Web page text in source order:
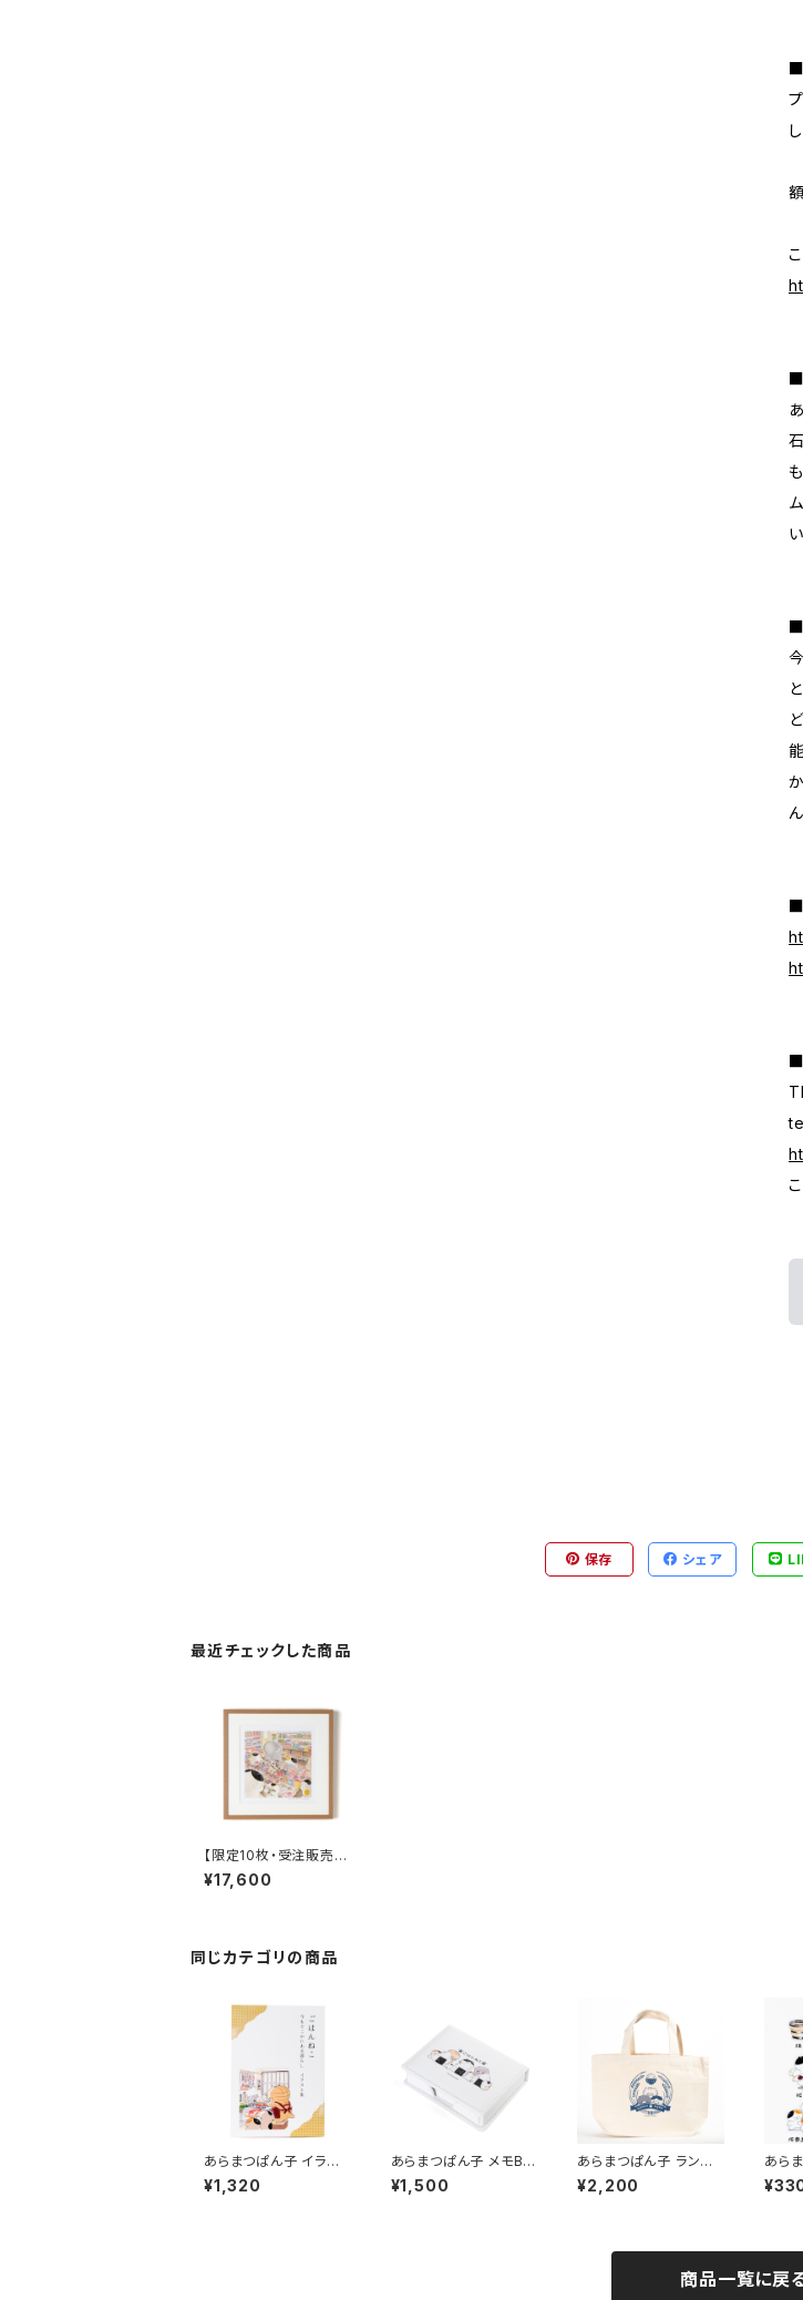
■
■
■
保存 シェア
最近チェックした商品
【限定10枚・受注販売・
６月お届け】あらまつぱ
ん子 複製原画 「駄菓子
¥17,600
同じカテゴリの商品
あらまつぱん子 イラスト
集 「ごはんねこ ～今も
どこかにある暮らし～」
¥1,320
あらまつぱん子 メモBO
X
¥1,500
あらまつぱん子 ランチト
ートバッグ
¥2,200
あら
カー
商品一覧に戻